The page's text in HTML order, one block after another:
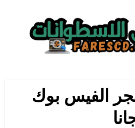
الفيس بوك